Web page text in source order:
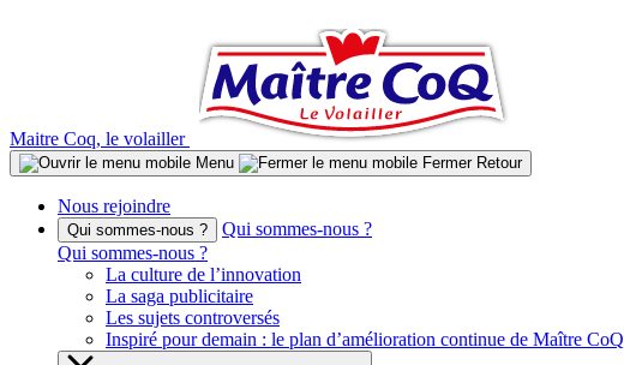
Maitre Coq, le volailler
Menu Fermer Retour
Nous rejoindre
Qui sommes-nous ?
Qui sommes-nous ?
Qui sommes-nous ?
La culture de l’innovation
La saga publicitaire
Les sujets controversés
Inspiré pour demain : le plan d’amélioration continue de Maître CoQ